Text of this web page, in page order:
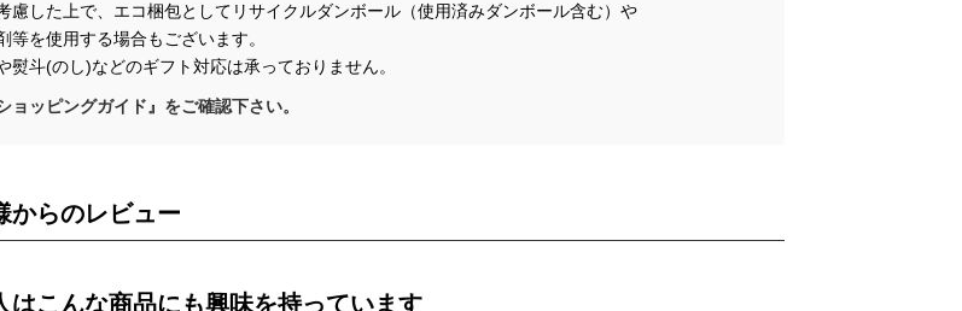
した上で、エコ梱包としてリサイクルダンボール（使用済みダンボール含む）や
を使用する場合もございます。
斗(のし)などのギフト対応は承っておりません。
ョッピングガイド』をご確認下さい。
からのレビュー
はこんな商品にも興味を持っています